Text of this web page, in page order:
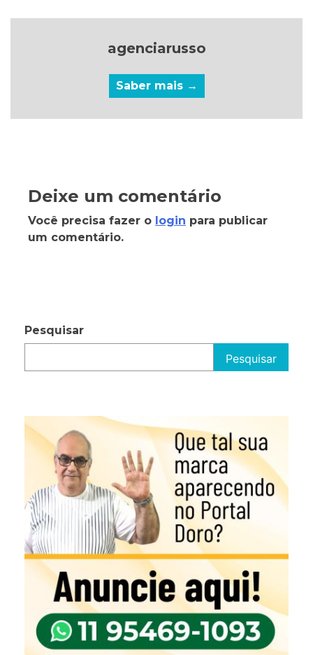
agenciarusso
Saber mais →
Deixe um comentário
Você precisa fazer o login para publicar
um comentário.
Pesquisar
Pesquisar